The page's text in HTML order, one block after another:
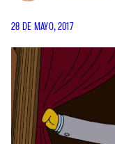
28 DE MAYO, 2017